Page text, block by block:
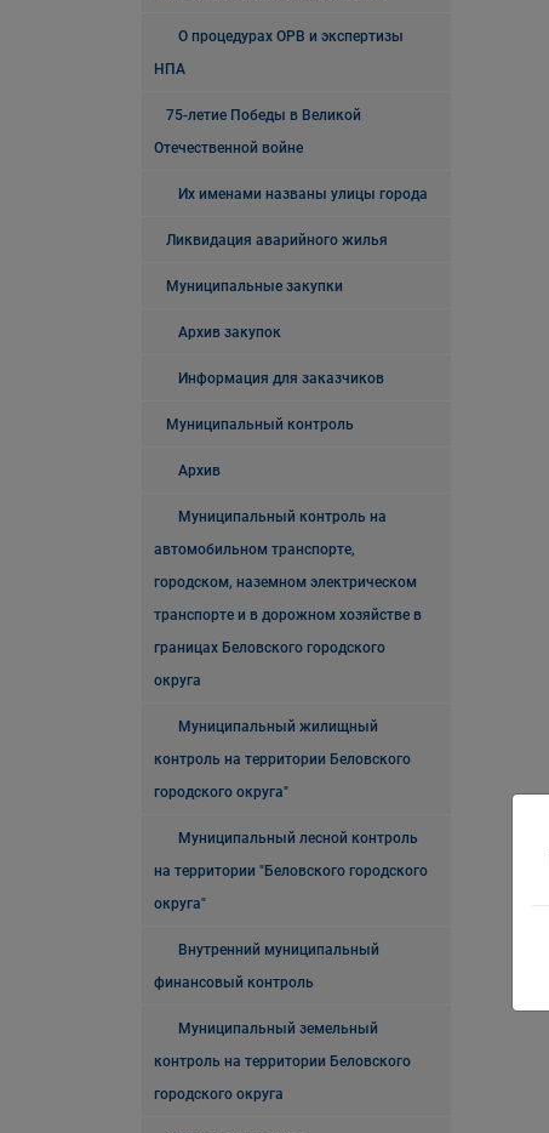
О процедурах ОРВ и экспертизы
НПА
75-летие Победы в Великой
Отечественной войне
Их именами названы улицы города
Ликвидация аварийного жилья
Муниципальные закупки
Архив закупок
Информация для заказчиков
Муниципальный контроль
Архив
Муниципальный контроль на
автомобильном транспорте,
городском, наземном электрическом
транспорте и в дорожном хозяйстве в
границах Беловского городского
округа
Муниципальный жилищный
контроль на территории Беловского
городского округа"
Муниципальный лесной контроль
на территории "Беловского городского
округа"
Внутренний муниципальный
финансовый контроль
Муниципальный земельный
контроль на территории Беловского
городского округа